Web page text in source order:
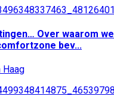
Over waarom
bev...
Haag